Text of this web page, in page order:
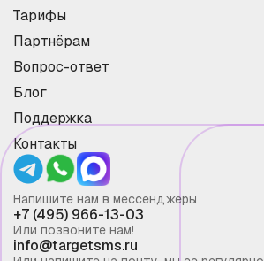
Тарифы
Партнёрам
Вопрос-ответ
Блог
Поддержка
Контакты
Напишите нам в мессенджеры
+7 (495) 966-13-03
Или позвоните нам!
info@targetsms.ru